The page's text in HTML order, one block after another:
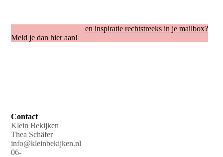
Regelmatig mijn tips en inspiratie rechtstreeks in je mailbox?
Meld je dan hier aan!
Contact
Klein Bekijken
Thea Schäfer
info@kleinbekijken.nl
06-